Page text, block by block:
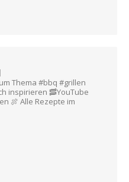
Thema #bbq #grillen
inspirieren 🥓YouTube
🍖 Alle Rezepte im